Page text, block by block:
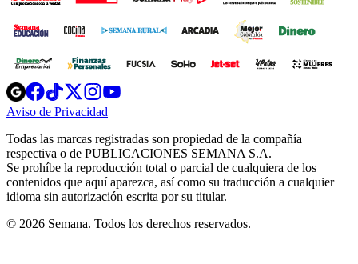
Opens
in
new
Opens
in
new
Opens
in
new
window
Opens
new
windowwindow
Aviso de Privacidad
new
window
Todas las marcas registradas son propiedad de la compañía
respectiva o de PUBLICACIONES SEMANA S.A.
Se prohíbe la reproducción total o parcial de cualquiera de los
contenidos que aquí aparezca, así como su traducción a cualquier
idioma sin autorización escrita por su titular.
© 2026 Semana. Todos los derechos reservados.